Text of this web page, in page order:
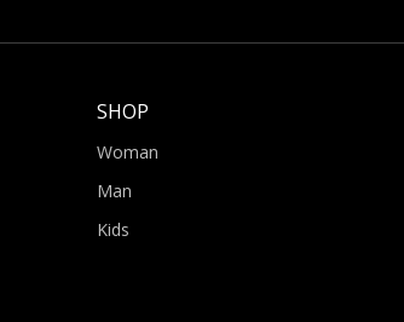
SHOP
Woman
Man
Kids